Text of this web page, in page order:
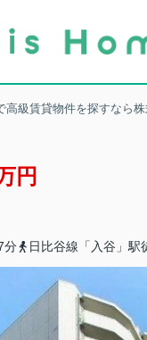
級賃貸物件を探すなら
円
分
日比谷線「入谷」駅